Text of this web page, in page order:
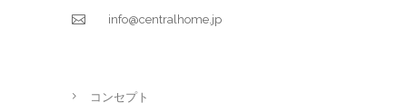
info@centralhome.jp
コンセプト